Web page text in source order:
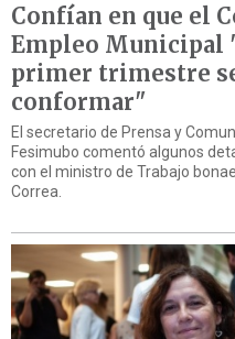
Confían en que el
Empleo Municipal
primer trimestre
conformar"
El secretario de Prensa y
Fesimubo comentó algunos
con el ministro de Trabajo
Correa.